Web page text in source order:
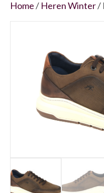
Home/ Heren Winter/